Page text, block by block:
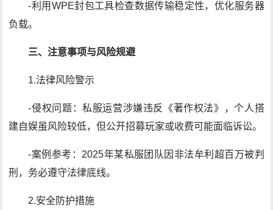
-利用WPE封包工具检查数据传输稳定性，优化服务器
负载。
三、注意事项与风险规避
1.法律风险警示
-侵权问题：私服运营涉嫌违反《著作权法》，个人搭
建自娱虽风险较低，但公开招募玩家或收费可能面临诉讼。
-案例参考：2025年某私服团队因非法牟利超百万被判
刑，务必遵守法律底线。
2.安全防护措施